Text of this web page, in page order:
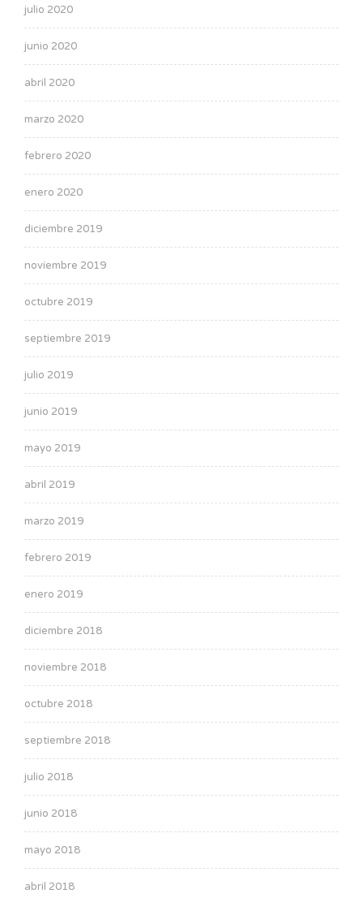
julio 2020
junio 2020
abril 2020
marzo 2020
febrero 2020
enero 2020
diciembre 2019
noviembre 2019
octubre 2019
septiembre 2019
julio 2019
junio 2019
mayo 2019
abril 2019
marzo 2019
febrero 2019
enero 2019
diciembre 2018
noviembre 2018
octubre 2018
septiembre 2018
julio 2018
junio 2018
mayo 2018
abril 2018